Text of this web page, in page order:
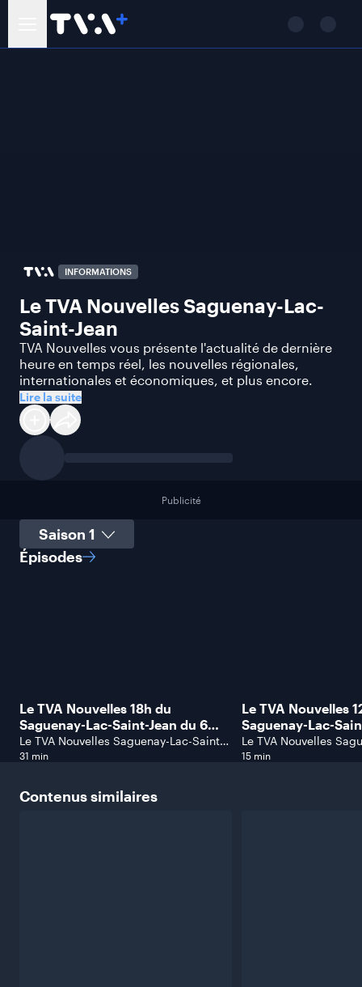
INFORMATIONS
Le TVA Nouvelles Saguenay-Lac-
Saint-Jean
TVA Nouvelles vous présente l'actualité de dernière
heure en temps réel, les nouvelles régionales,
internationales et économiques, et plus encore.
Lire la suite
Publicité
Sélectionner une saison
Épisodes
Le TVA Nouvelles 18h du
Saguenay-Lac-Saint-Jean du 6
août 2026.
Le TVA Nouvelles Saguenay-Lac-Saint-
Jean
31 min
Le TVA Nouvelles
Saguenay-Lac-
août 2026.
Le TVA Nouvelles
Jean
15 min
Contenussimilaires